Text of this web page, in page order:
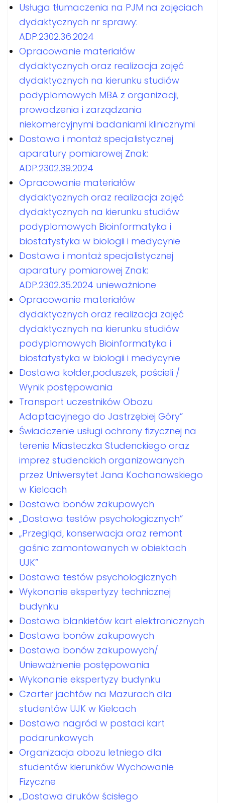
Usługa tłumaczenia na PJM na zajęciach
dydaktycznych nr sprawy:
ADP.2302.36.2024
Opracowanie materiałów
dydaktycznych oraz realizacja zajęć
dydaktycznych na kierunku studiów
podyplomowych MBA z organizacji,
prowadzenia i zarządzania
niekomercyjnymi badaniami klinicznymi
Dostawa i montaż specjalistycznej
aparatury pomiarowej Znak:
ADP.2302.39.2024
Opracowanie materiałów
dydaktycznych oraz realizacja zajęć
dydaktycznych na kierunku studiów
podyplomowych Bioinformatyka i
biostatystyka w biologii i medycynie
Dostawa i montaż specjalistycznej
aparatury pomiarowej Znak:
ADP.2302.35.2024 unieważnione
Opracowanie materiałów
dydaktycznych oraz realizacja zajęć
dydaktycznych na kierunku studiów
podyplomowych Bioinformatyka i
biostatystyka w biologii i medycynie
Dostawa kołder,poduszek, pościeli /
Wynik postępowania
Transport uczestników Obozu
Adaptacyjnego do Jastrzębiej Góry”
Świadczenie usługi ochrony fizycznej na
terenie Miasteczka Studenckiego oraz
imprez studenckich organizowanych
przez Uniwersytet Jana Kochanowskiego
w Kielcach
Dostawa bonów zakupowych
„Dostawa testów psychologicznych”
„Przegląd, konserwacja oraz remont
gaśnic zamontowanych w obiektach
UJK”
Dostawa testów psychologicznych
Wykonanie ekspertyzy technicznej
budynku
Dostawa blankietów kart elektronicznych
Dostawa bonów zakupowych
Dostawa bonów zakupowych/
Unieważnienie postępowania
Wykonanie ekspertyzy budynku
Czarter jachtów na Mazurach dla
studentów UJK w Kielcach
Dostawa nagród w postaci kart
podarunkowych
Organizacja obozu letniego dla
studentów kierunków Wychowanie
Fizyczne
„Dostawa druków ścisłego